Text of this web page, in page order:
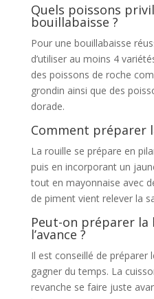
Quels poissons
bouillabaisse ?
Pour une bouillabaisse
d’utiliser au moins 4
des poissons de roche
grondin ainsi que des
dorade.
Comment préparer
La rouille se prépare en
puis en incorporant un
tout en mayonnaise avec
de piment vient relever la
Peut-on préparer la
l’avance ?
Il est conseillé de préparer
gagner du temps. La
revanche se faire juste